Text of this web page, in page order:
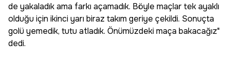
de yakaladık ama farkı açamadık. Böyle maçlar tek ayaklı
olduğu için ikinci yarı biraz takım geriye çekildi. Sonuçta
golü yemedik, tutu atladık. Önümüzdeki maça bakacağız"
dedi.